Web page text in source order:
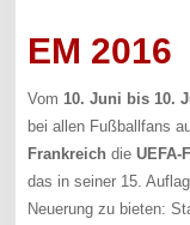
EM 2016
Vom 10. Juni bis 10.
bei allen Fußballfans
Frankreich dieUEFA-
das in seiner 15.
Neuerung zu bieten: